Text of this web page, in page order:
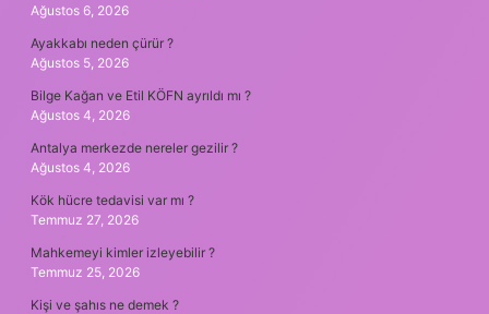
Ağustos 6, 2026
Ayakkabı neden çürür ?
Ağustos 5, 2026
Bilge Kağan ve Etil KÖFN ayrıldı mı ?
Ağustos 4, 2026
Antalya merkezde nereler gezilir ?
Ağustos 4, 2026
Kök hücre tedavisi var mı ?
Temmuz 27, 2026
Mahkemeyi kimler izleyebilir ?
Temmuz 25, 2026
Kişi ve şahıs ne demek ?